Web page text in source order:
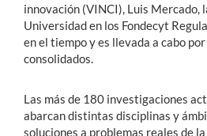
innovación (VINCI), Luis Mercado,
Universidad en los Fondecyt
en el tiempo y es llevada a cabo
consolidados.
Las más de 180 investigaciones
abarcan distintas disciplinas y
soluciones a problemas reales de